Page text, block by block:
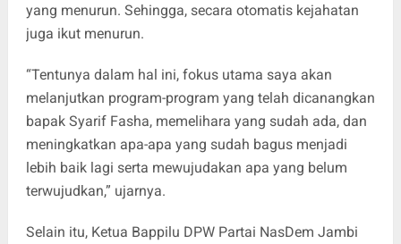
yang menurun. Sehingga, secara otomatis kejahatan
juga ikut menurun.
“Tentunya dalam hal ini, fokus utama saya akan
melanjutkan program-program yang telah dicanangkan
bapak Syarif Fasha, memelihara yang sudah ada, dan
meningkatkan apa-apa yang sudah bagus menjadi
lebih baik lagi serta mewujudakan apa yang belum
terwujudkan,” ujarnya.
Selain itu, Ketua Bappilu DPW Partai NasDem Jambi